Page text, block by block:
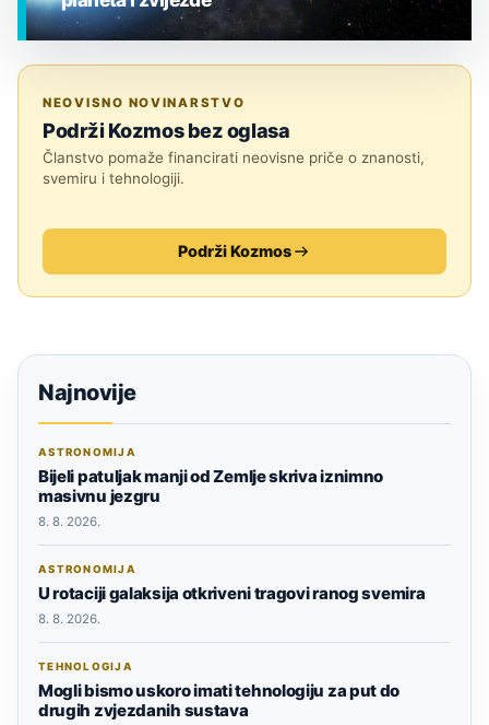
NEOVISNO NOVINARSTVO
Podrži Kozmos bez oglasa
Članstvo pomaže financirati neovisne priče o znanosti,
svemiru i tehnologiji.
Podrži Kozmos
Najnovije
ASTRONOMIJA
Bijeli patuljak manji od Zemlje skriva iznimno
masivnu jezgru
8. 8. 2026.
ASTRONOMIJA
U rotaciji galaksija otkriveni tragovi ranog svemira
8. 8. 2026.
TEHNOLOGIJA
Mogli bismo uskoro imati tehnologiju za put do
drugih zvjezdanih sustava